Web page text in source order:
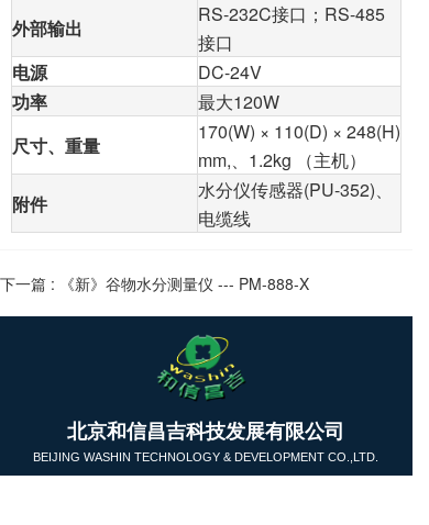
外部输出
RS-232C接口；RS-485
接口
电源
DC-24V
功率
最大120W
尺寸、重量
170(W) × 110(D) × 248(H)
mm,、1.2kg （主机）
附件
水分仪传感器(PU-352)、
电缆线
下一篇 : 《新》谷物水分测量仪 --- PM-888-X
g
g
北京和信昌吉科技发展有限公司
BEIJING WASHIN TECHNOLOGY & DEVELOPMENT CO.,LTD.